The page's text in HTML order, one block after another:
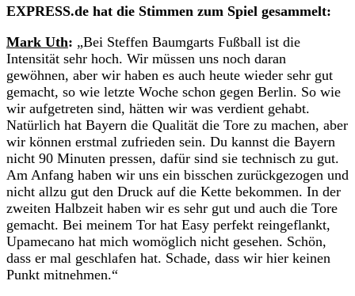
EXPRESS.de hat die Stimmen zum Spiel gesammelt:
Mark Uth: „Bei Steffen Baumgarts Fußball ist die
Intensität sehr hoch. Wir müssen uns noch daran
gewöhnen, aber wir haben es auch heute wieder sehr gut
gemacht, so wie letzte Woche schon gegen Berlin. So wie
wir aufgetreten sind, hätten wir was verdient gehabt.
Natürlich hat Bayern die Qualität die Tore zu machen, aber
wir können erstmal zufrieden sein. Du kannst die Bayern
nicht 90 Minuten pressen, dafür sind sie technisch zu gut.
Am Anfang haben wir uns ein bisschen zurückgezogen und
nicht allzu gut den Druck auf die Kette bekommen. In der
zweiten Halbzeit haben wir es sehr gut und auch die Tore
gemacht. Bei meinem Tor hat Easy perfekt reingeflankt,
Upamecano hat mich womöglich nicht gesehen. Schön,
dass er mal geschlafen hat. Schade, dass wir hier keinen
Punkt mitnehmen.“